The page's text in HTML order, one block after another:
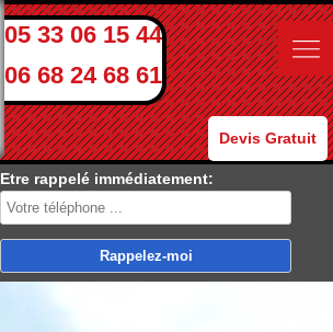
05 33 06 15 44
06 68 24 68 61
Devis Gratuit
Etre rappelé immédiatement: